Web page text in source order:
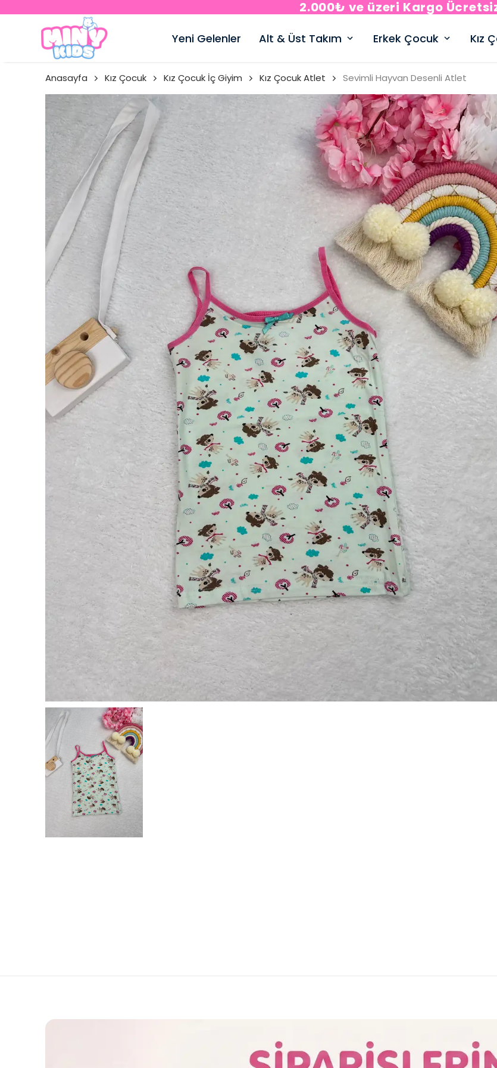
2.000₺ ve üzeri Kargo
Yeni Gelenler Alt & Üst Takım Erkek Çocuk Kız
Anasayfa Kız Çocuk Kız Çocuk İç Giyim Kız Çocuk Atlet Sevimli Hayvan Desenli Atlet